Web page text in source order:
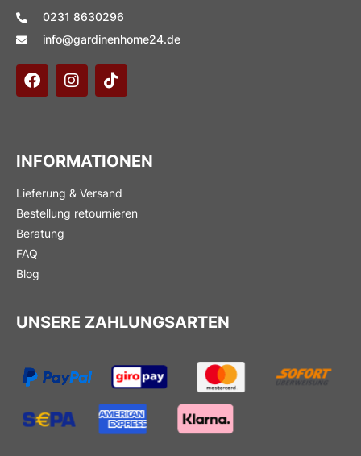
0231 8630296
info@gardinenhome24.de
INFORMATIONEN
Lieferung & Versand
Bestellung retournieren
Beratung
FAQ
Blog
UNSERE ZAHLUNGSARTEN